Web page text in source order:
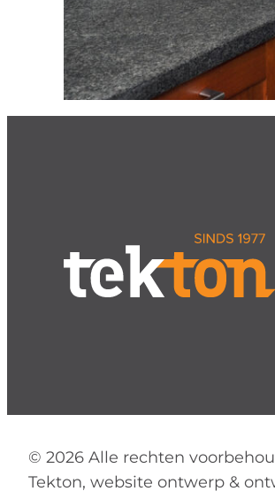
© 2026 Alle rechten
Tekton, website ontwerp &